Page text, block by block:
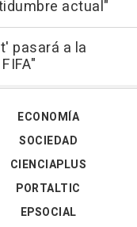
actual"
pasará a la
ECONOMÍA
SOCIEDAD
CIENCIAPLUS
PORTALTIC
EPSOCIAL